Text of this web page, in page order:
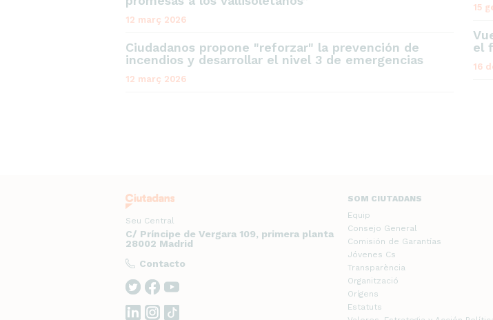
12 març 2026
Ciudadanos propone "reforzar" la prevención de
incendios y desarrollar el nivel 3 de emergencias
12 març 2026
15
el
16
Seu Central
C/ Príncipe de Vergara 109, primera planta
28002 Madrid
Contacto
SOM CIUTADANS
Equip
Consejo General
Comisión de Garantías
Jóvenes Cs
Transparència
Organització
Orígens
Estatuts